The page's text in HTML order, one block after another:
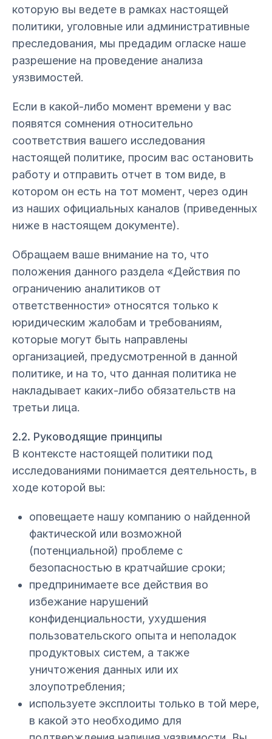
которую вы ведете в рамках настоящей
политики, уголовные или административные
преследования, мы предадим огласке наше
разрешение на проведение анализа
уязвимостей.
Если в какой-либо момент времени у вас
появятся сомнения относительно
соответствия вашего исследования
настоящей политике, просим вас остановить
работу и отправить отчет в том виде, в
котором он есть на тот момент, через один
из наших официальных каналов (приведенных
ниже в настоящем документе).
Обращаем ваше внимание на то, что
положения данного раздела «Действия по
ограничению аналитиков от
ответственности» относятся только к
юридическим жалобам и требованиям,
которые могут быть направлены
организацией, предусмотренной в данной
политике, и на то, что данная политика не
накладывает каких-либо обязательств на
третьи лица.
2.2. Руководящие принципы
В контексте настоящей политики под
исследованиями понимается деятельность, в
ходе которой вы:
оповещаете нашу компанию о найденной
фактической или возможной
(потенциальной) проблеме с
безопасностью в кратчайшие сроки;
предпринимаете все действия во
избежание нарушений
конфиденциальности, ухудшения
пользовательского опыта и неполадок
продуктовых систем, а также
уничтожения данных или их
злоупотребления;
используете эксплоиты только в той мере,
в какой это необходимо для